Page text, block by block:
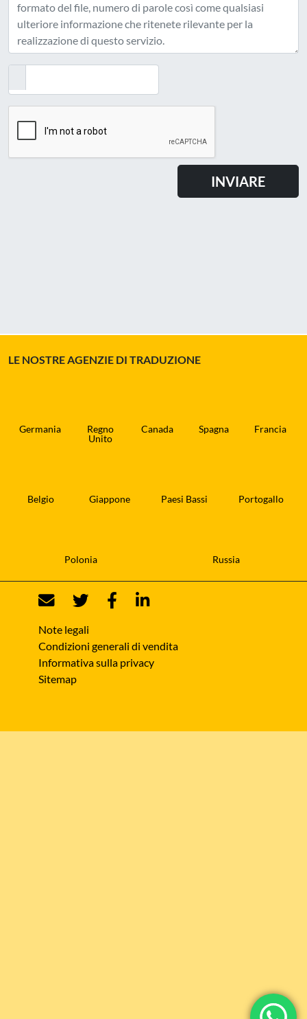
LE NOSTRE AGENZIE DI TRADUZIONE
Germania
Regno
Unito
Canada Spagna Francia
Belgio Giappone Paesi Bassi Portogallo
Polonia Russia
Note legali
Condizioni generali di vendita
Informativa sulla privacy
Sitemap